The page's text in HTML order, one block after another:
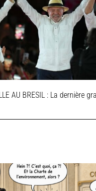
AU BRESIL : La dernière